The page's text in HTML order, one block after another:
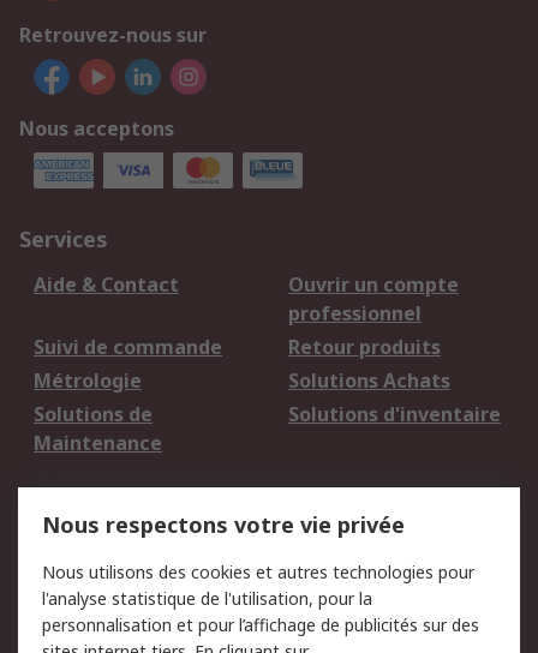
Retrouvez-nous sur
Nous acceptons
Services
Aide & Contact
Ouvrir un compte
professionnel
Suivi de commande
Retour produits
Métrologie
Solutions Achats
Solutions de
Maintenance
Solutions d'inventaire
du site
Politique de protection
des données - Mise à
Sécurité des E-mails
Nous respectons votre vie privée
Nous utilisons des cookies et autres technologies pour
l'analyse statistique de l'utilisation, pour la
personnalisation et pour l’affichage de publicités sur des